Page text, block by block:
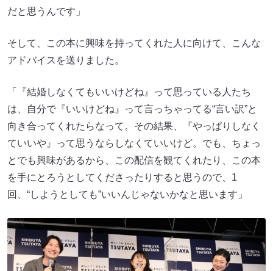
だと思うんです」
そして、この本に興味を持ってくれた人に向けて、こんな
アドバイスを送りました。
「『結婚しなくてもいいけどね』って思っている人たち
は、自分で『いいけどね』って言っちゃってる“言い訳”と
向き合ってくれたらなって。その結果、『やっぱりしなく
ていいや』って思うならしなくていいけど。でも、ちょっ
とでも興味があるから、この配信を観てくれたり、この本
を手にとろうとしてくださったりすると思うので、1
回、“しようとしても”いいんじゃないかなと思います」